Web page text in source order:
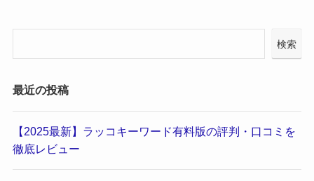
検索
最近の投稿
【2025最新】ラッコキーワード有料版の評判・口コミを
徹底レビュー